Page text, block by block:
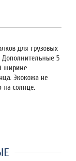
для грузовых
5
ширине
Экокожа не
на солнце.